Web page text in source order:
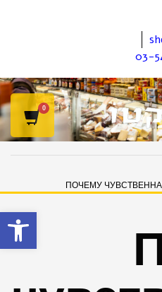
פתח
03-
ПОЧЕМУ